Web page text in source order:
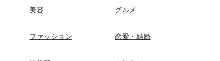
美容 グルメ
ファッション 恋愛・結婚